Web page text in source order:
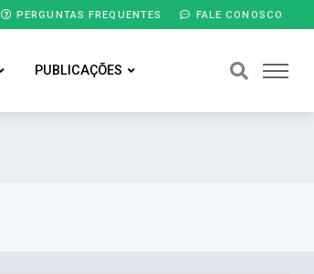
PERGUNTAS FREQUENTES FALE CONOSCO
PUBLICAÇÕES